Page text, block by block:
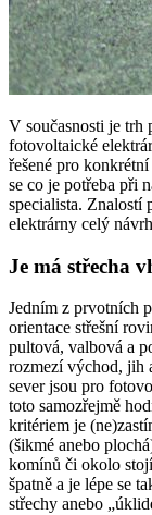
V současnosti je trh
fotovoltaické
řešené pro
se co je potřeba při
specialista. Znalostí
elektrárny celý
Je má střecha
Jedním z prvotních
orientace střešní
pultová, valbová a
rozmezí východ, jih
sever jsou pro
toto samozřejmě
kritériem je
(šikmé anebo
komínů či okolo
špatně a je lépe se
střechy anebo